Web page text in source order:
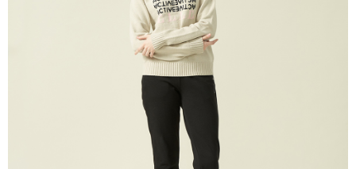
每筆NT$60，滿NT$1,500(含以上)免運費
每筆NT$90，滿NT$1,500(含以上)免運費
每筆NT$225，滿NT$1,500(含以上)免運費